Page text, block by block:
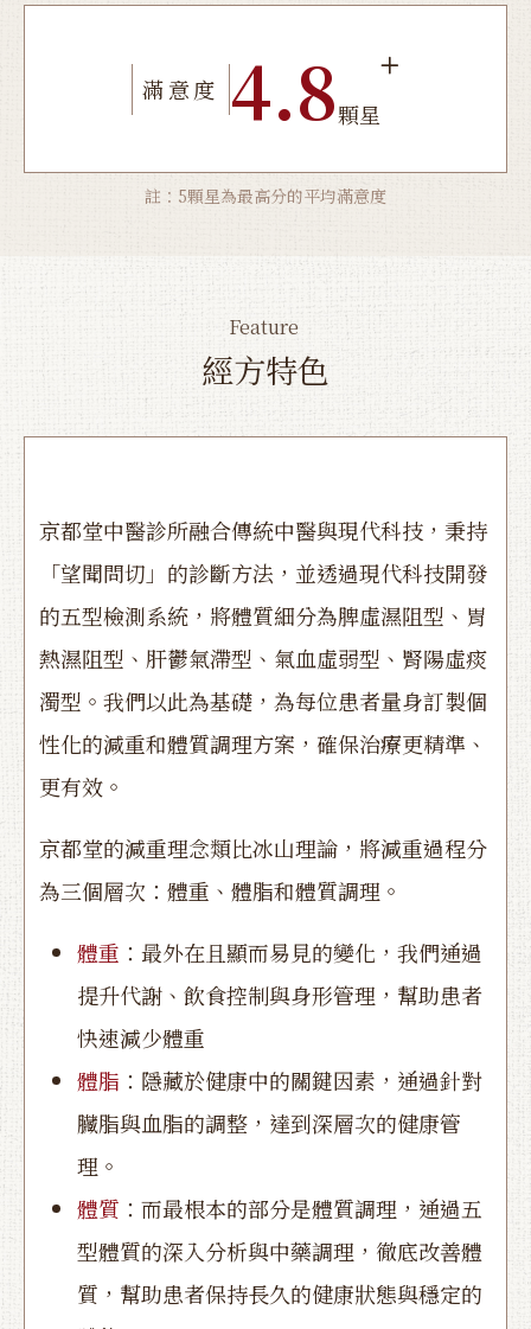
滿意度 4.8顆星
註：5顆星為最高分的平均滿意度
經方特色
Feature
京都堂中醫診所融合傳統中醫與現代科技，秉持
「望聞問切」的診斷方法，並透過現代科技開發
的五型檢測系統，將體質細分為脾虛濕阻型、胃
熱濕阻型、肝鬱氣滯型、氣血虛弱型、腎陽虛痰
濁型。我們以此為基礎，為每位患者量身訂製個
性化的減重和體質調理方案，確保治療更精準、
更有效。
京都堂的減重理念類比冰山理論，將減重過程分
為三個層次：體重、體脂和體質調理。
體重 ：最外在且顯而易見的變化，我們通過
提升代謝、飲食控制與身形管理，幫助患者
快速減少體重
體脂 ：隱藏於健康中的關鍵因素，通過針對
臟脂與血脂的調整，達到深層次的健康管
理。
體質 ：而最根本的部分是體質調理，通過五
型體質的深入分析與中藥調理，徹底改善體
質，幫助患者保持長久的健康狀態與穩定的